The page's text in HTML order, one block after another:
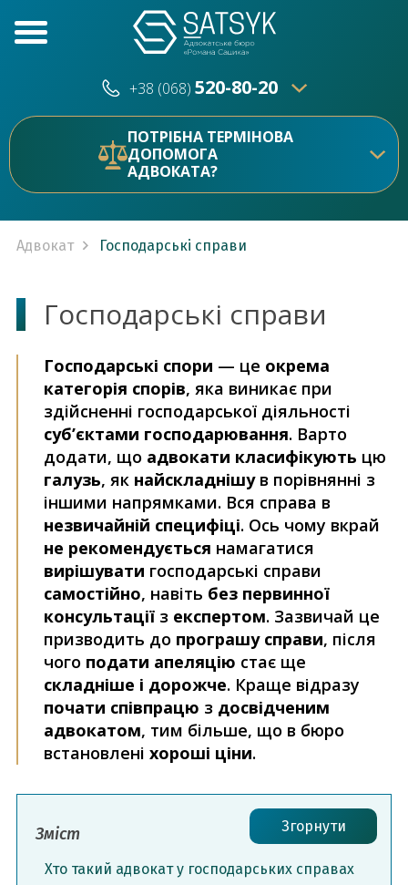
+38 (068) 520-80-20
520-80-20
ПОТРІБНА ТЕРМІНОВА
ДОПОМОГА
АДВОКАТА?
Адвокат Господарські справи
Господарські справи
Господарські спори — це окрема
категорія спорів, яка виникає при
здійсненні господарської діяльності
суб’єктами господарювання. Варто
додати, що адвокати класифікують цю
галузь, як найскладнішув порівнянні з
іншими напрямками. Вся справа в
незвичайній специфіці. Ось чому вкрай
не рекомендується намагатися
вирішувати господарські справи
самостійно, навіть без первинної
консультації з експертом. Зазвичай це
призводить до програшу справи, після
чого подати апеляцію стає ще
складніше і дорожче. Краще відразу
почати співпрацю з досвідченим
адвокатом, тим більше, що в бюро
встановлені хороші ціни.
Зміст Згорнути
Хто такий адвокат у господарських справах